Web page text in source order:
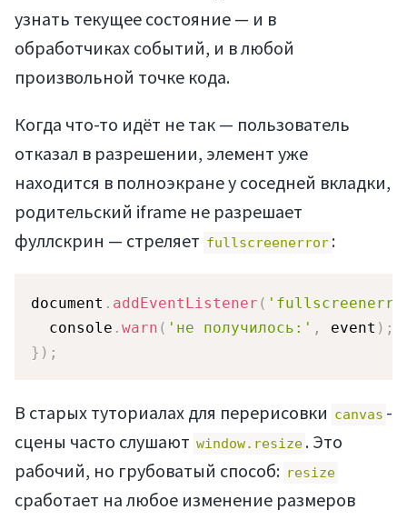
Мануалы
узнать текущее состояние — и в
обработчиках событий, и в любой
произвольной точке кода.
Когда что-то идёт не так — пользователь
отказал в разрешении, элемент уже
находится в полноэкране у соседней вкладки,
родительский iframe не разрешает
фуллскрин — стреляет fullscreenerror :
document . addEventListener (
  console
. warn ( 'не получилось:' , event ) ;
} ) ;
В старых туториалах для перерисовки canvas -
сцены часто слушают window.resize . Это
рабочий, но грубоватый способ: resize
сработает на любое изменение размеров